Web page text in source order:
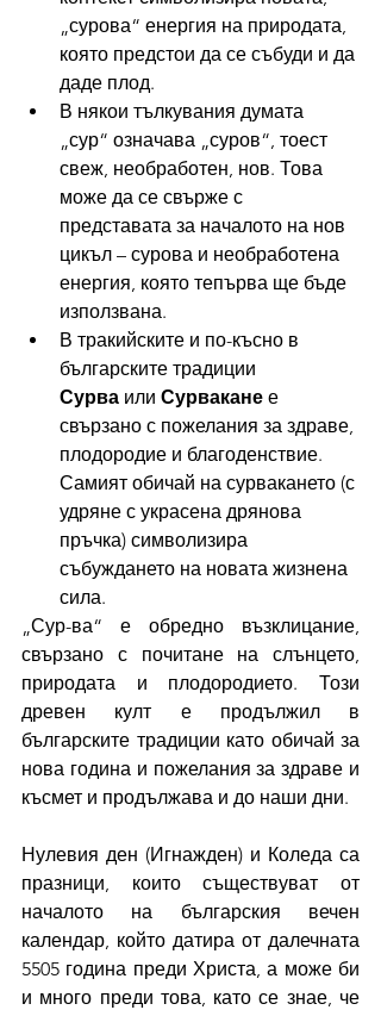
„сурова“ енергия на природата,
която предстои да се събуди и да
даде плод.
В някои тълкувания думата
„сур“ означава „суров“, тоест
свеж, необработен, нов. Това
може да се свърже с
представата за началото на нов
цикъл – сурова и необработена
енергия, която тепърва ще бъде
използвана.
В тракийските и по-късно в
българските традиции
Сурва или Сурвакане е
свързано с пожелания за здраве,
плодородие и благоденствие.
Самият обичай на сурвакането (с
удряне с украсена дрянова
пръчка) символизира
събуждането на новата жизнена
сила.
„Сур-ва“ е обредно възклицание,
свързано с почитане на слънцето,
природата и плодородието. Този
древен култ е продължил в
българските традиции като обичай за
нова година и пожелания за здраве и
късмет и продължава и до наши дни.
Нулевия ден (Игнажден) и Коледа са
празници, които съществуват от
началото на българския вечен
календар, който датира от далечната
5505 година преди Христа, а може би
и много преди това, като се знае, че